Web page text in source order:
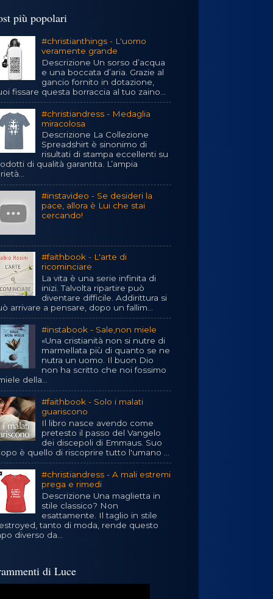
più popolari
#christianthings - L'uomo
veramente grande
Descrizione Un sorso d’acqua
e una boccata d’aria. Grazie al
gancio fornito in dotazione,
fissare questa borraccia al tuo zaino...
#christiandress - Medaglia
miracolosa
Descrizione La Collezione
Spreadshirt è sinonimo di
risultati di stampa eccellenti su
di qualità garantita. L’ampia
#instavideo - Se desideri la
pace, allora è Lui che stai
cercando!
#faithbook - L'arte di
ricominciare
La vita è una serie infinita di
inizi. Talvolta ripartire può
diventare difficile. Addirittura si
arrivare a pensare, dopo un fallim...
#instabook - Sale,non miele
«Una cristianità non si nutre di
marmellata più di quanto se ne
nutra un uomo. Il buon Dio
non ha scritto che noi fossimo
della...
#faithbook - Solo i malati
guariscono
Il libro nasce avendo come
pretesto il passo del Vangelo
dei discepoli di Emmaus. Suo
è quello di riscoprire tutto l'umano ...
#christiandress - A mali estremi
prega e rimedi
Descrizione Una maglietta in
stile classico? Non
esattamente. Il taglio in stile
tanto di moda, rende questo
diverso da...
di Luce